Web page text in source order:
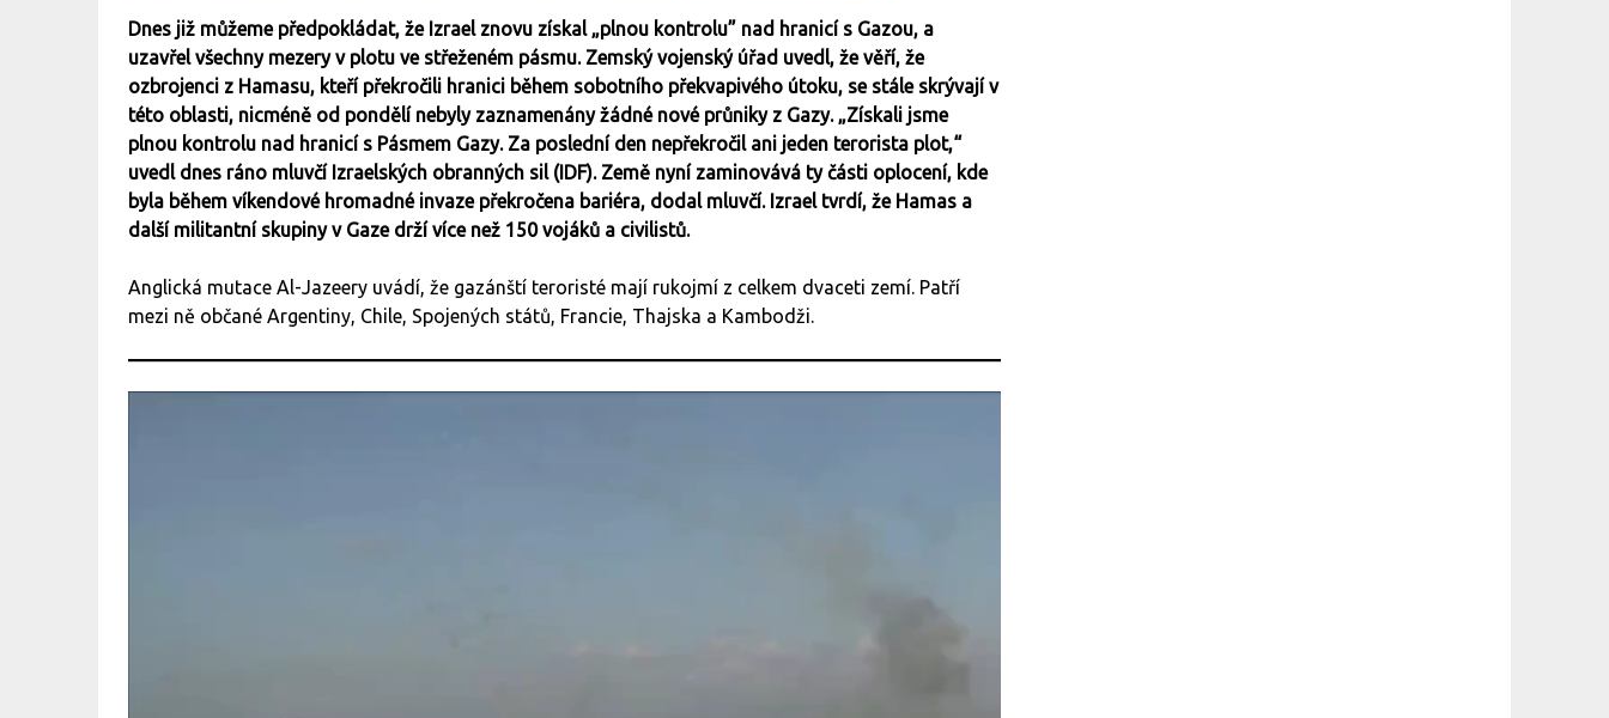
Dnes již můžeme předpokládat, že Izrael znovu získal „plnou kontrolu” nad hranicí s Gazou, a
uzavřel všechny mezery v plotu ve střeženém pásmu. Zemský vojenský úřad uvedl, že věří, že
ozbrojenci z Hamasu, kteří překročili hranici během sobotního překvapivého útoku, se stále skrývají v
této oblasti, nicméně od pondělí nebyly zaznamenány žádné nové průniky z Gazy. „Získali jsme
plnou kontrolu nad hranicí s Pásmem Gazy. Za poslední den nepřekročil ani jeden terorista plot,“
uvedl dnes ráno mluvčí Izraelských obranných sil (IDF). Země nyní zaminovává ty části oplocení, kde
byla během víkendové hromadné invaze překročena bariéra, dodal mluvčí. Izrael tvrdí, že Hamas a
další militantní skupiny v Gaze drží více než 150 vojáků a civilistů.
Anglická mutace Al-Jazeery uvádí, že gazánští teroristé mají rukojmí z celkem dvaceti zemí. Patří
mezi ně občané Argentiny, Chile, Spojených států, Francie, Thajska a Kambodži.